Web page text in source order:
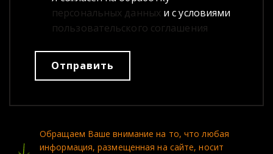
персональных данных и с условиями
пользовательского соглашения
Отправить
Обращаем Ваше внимание на то, что любая
информация, размещенная на сайте, носит